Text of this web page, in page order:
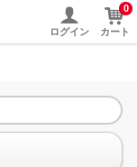
ログイン
0
カート